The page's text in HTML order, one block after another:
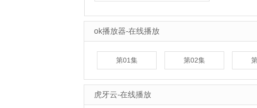
ok播放器-在线播放
第01集 第02集
虎牙云-在线播放